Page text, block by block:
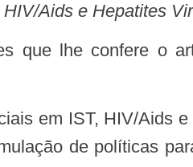
Aids e Hepatites
de políticas